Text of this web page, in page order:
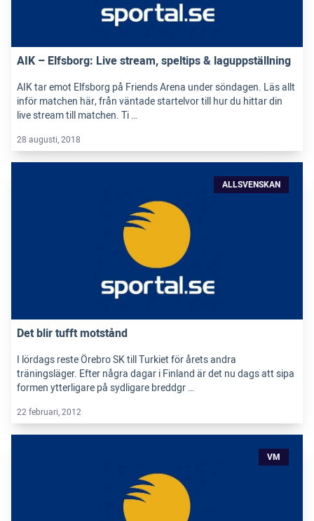
AIK – Elfsborg: Live stream, speltips & laguppställning
AIK tar emot Elfsborg på Friends Arena under söndagen. Läs allt
inför matchen här, från väntade startelvor till hur du hittar din
live stream till matchen. Ti …
28 augusti, 2018
ALLSVENSKAN
Det blir tufft motstånd
I lördags reste Örebro SK till Turkiet för årets andra
träningsläger. Efter några dagar i Finland är det nu dags att sipa
formen ytterligare på sydligare breddgr …
22 februari, 2012
VM